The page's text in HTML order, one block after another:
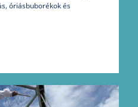
óriásbuborékok és